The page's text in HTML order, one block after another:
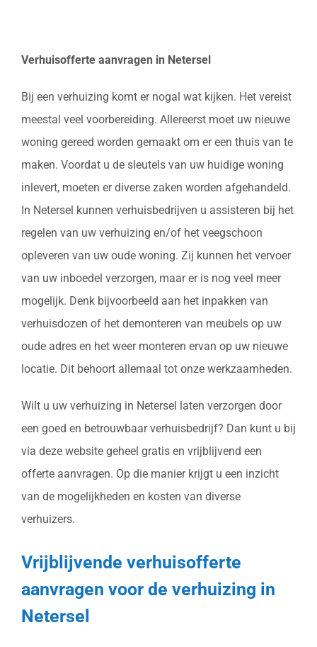
Verhuisofferte aanvragen in Netersel
Bij een verhuizing komt er nogal wat kijken. Het vereist
meestal veel voorbereiding. Allereerst moet uw nieuwe
woning gereed worden gemaakt om er een thuis van te
maken. Voordat u de sleutels van uw huidige woning
inlevert, moeten er diverse zaken worden afgehandeld.
In Netersel kunnen verhuisbedrijven u assisteren bij het
regelen van uw verhuizing en/of het veegschoon
opleveren van uw oude woning. Zij kunnen het vervoer
van uw inboedel verzorgen, maar er is nog veel meer
mogelijk. Denk bijvoorbeeld aan het inpakken van
verhuisdozen of het demonteren van meubels op uw
oude adres en het weer monteren ervan op uw nieuwe
locatie. Dit behoort allemaal tot onze werkzaamheden.
Wilt u uw verhuizing in Netersel laten verzorgen door
een goed en betrouwbaar verhuisbedrijf? Dan kunt u bij
via deze website geheel gratis en vrijblijvend een
offerte aanvragen. Op die manier krijgt u een inzicht
van de mogelijkheden en kosten van diverse
verhuizers.
Vrijblijvende verhuisofferte
aanvragen voor de verhuizing in
Netersel